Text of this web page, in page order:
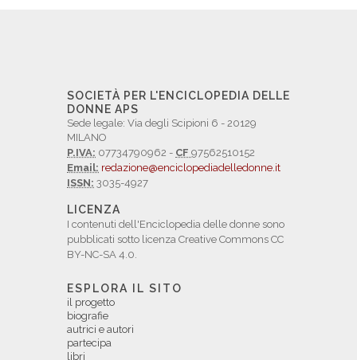
SOCIETÀ PER L'ENCICLOPEDIA DELLE
DONNE APS
Sede legale: Via degli Scipioni 6 - 20129
MILANO
P.IVA: 07734790962 - CF 97562510152
Email: redazione@enciclopediadelledonne.it
ISSN: 3035-4927
LICENZA
I contenuti dell'Enciclopedia delle donne sono
pubblicati sotto licenza Creative Commons CC
BY-NC-SA 4.0.
ESPLORA IL SITO
il progetto
biografie
autrici e autori
partecipa
libri